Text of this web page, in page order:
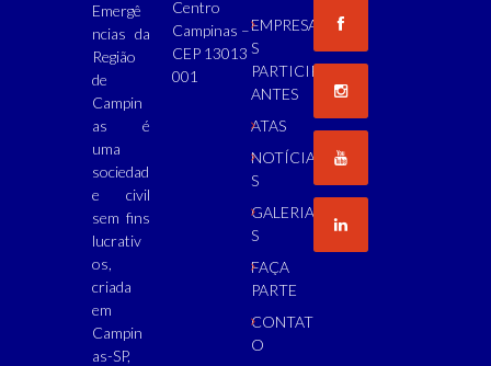
Emergê
ncias da
Região
de
Campin
as é
uma
sociedad
e civil
sem fins
lucrativ
os,
criada
em
Campin
as-SP,
Centro
Campinas –
CEP 13013
001
EMPRESA
S
PARTICIP
ANTES
ATAS
NOTÍCIA
S
GALERIA
S
FAÇA
PARTE
CONTAT
O